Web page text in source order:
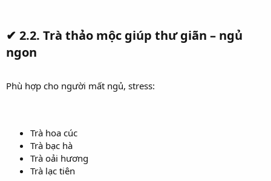
✔ 2.2. Trà thảo mộc giúp thư giãn – ngủ
ngon
Phù hợp cho người mất ngủ, stress:
Trà hoa cúc
Trà bạc hà
Trà oải hương
Trà lạc tiên